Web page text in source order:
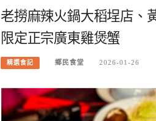
老撈麻辣火鍋大稻埕店、
限定正宗廣東雞煲蟹
精選食記 鄉民食堂 2026-01-26